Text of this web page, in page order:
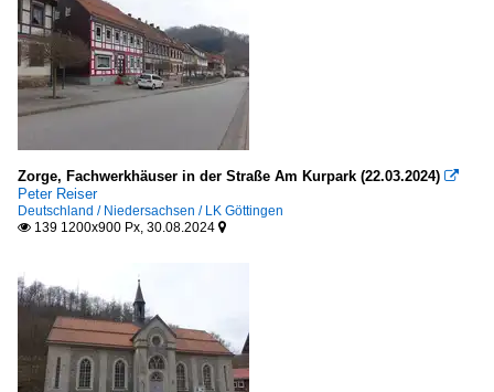
Zorge, Fachwerkhäuser in der Straße Am Kurpark (22.03.2024) 
Peter Reiser
Deutschland / Niedersachsen / LK Göttingen
 139 1200x900 Px, 30.08.2024 